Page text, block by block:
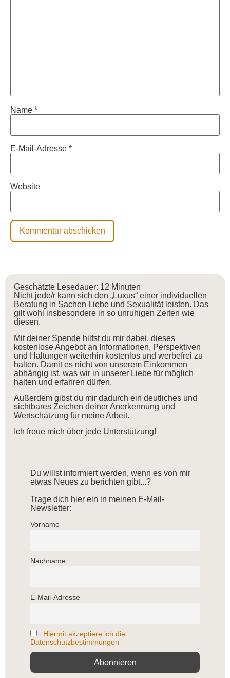
Name *
E-Mail-Adresse *
Website
Geschätzte Lesedauer: 12 Minuten
Nicht jede/r kann sich den „Luxus“ einer individuellen
Beratung in Sachen Liebe und Sexualität leisten. Das
gilt wohl insbesondere in so unruhigen Zeiten wie
diesen.
Mit deiner Spende hilfst du mir dabei, dieses
kostenlose Angebot an Informationen, Perspektiven
und Haltungen weiterhin kostenlos und werbefrei zu
halten. Damit es nicht von unserem Einkommen
abhängig ist, was wir in unserer Liebe für möglich
halten und erfahren dürfen.
Außerdem gibst du mir dadurch ein deutliches und
sichtbares Zeichen deiner Anerkennung und
Wertschätzung für meine Arbeit.
Ich freue mich über jede Unterstützung!
Du willst informiert werden, wenn es von mir
etwas Neues zu berichten gibt...?
Trage dich hier ein in meinen E-Mail-
Newsletter:
Vorname
Nachname
E-Mail-Adresse
Hiermit akzeptiere ich die
Datenschutzbestimmungen